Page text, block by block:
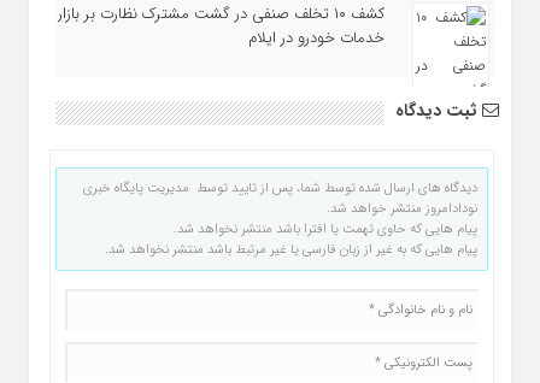
کشف ۱۰ تخلف صنفی در گشت مشترک نظارت بر بازار
خدمات خودرو در ایلام
ثبت دیدگاه
دیدگاه های ارسال شده توسط شما، پس از تایید توسط مدیریت پایگاه خبری
نودادامروز منتشر خواهد شد.
پیام هایی که حاوی تهمت یا افترا باشد منتشر نخواهد شد.
پیام هایی که به غیر از زبان فارسی یا غیر مرتبط باشد منتشر نخواهد شد.